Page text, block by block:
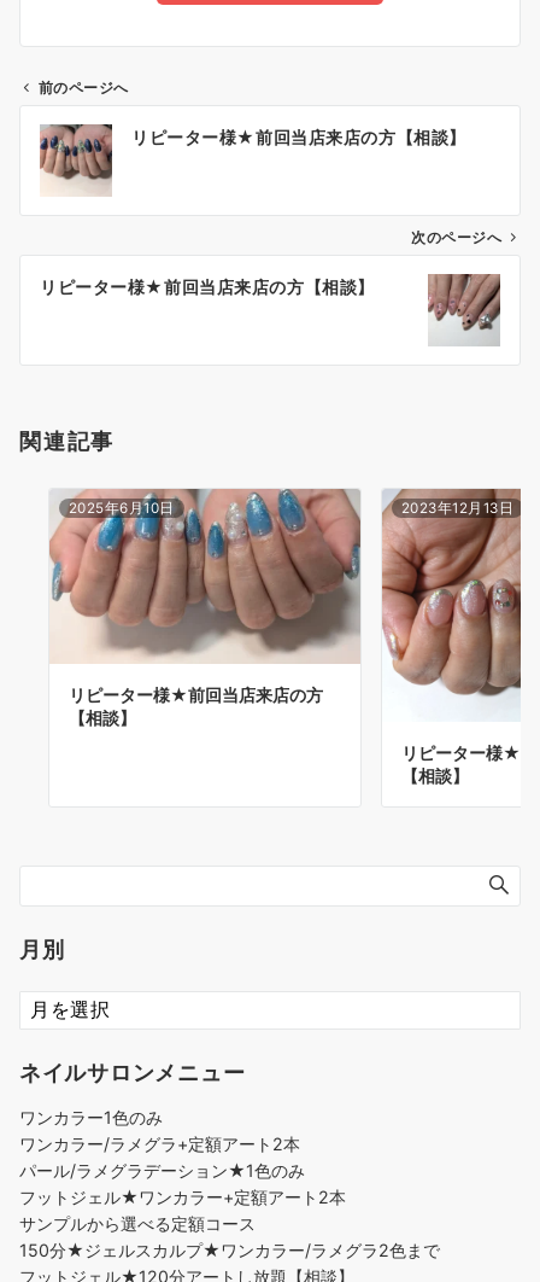
前のページへ
リピーター様★前回当店来店の方【相談】
次のページへ
リピーター様★前回当店来店の方【相談】
関連記事
2025年6月10日
リピーター様★前回当店来店の方
【相談】
2023年12月13日
リピーター様★
【相談】
月別
ネイルサロンメニュー
ワンカラー1色のみ
ワンカラー/ラメグラ+定額アート2本
パール/ラメグラデーション★1色のみ
フットジェル★ワンカラー+定額アート2本
サンプルから選べる定額コース
150分★ジェルスカルプ★ワンカラー/ラメグラ2色まで
フットジェル★120分アートし放題【相談】